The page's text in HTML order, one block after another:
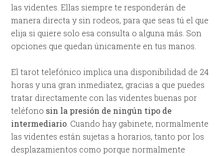
las videntes. Ellas siempre te responderán de
manera directa y sin rodeos, para que seas tú el que
elija si quiere solo esa consulta o alguna más. Son
opciones que quedan únicamente en tus manos.
El tarot telefónico implica una disponibilidad de 24
horas y una gran inmediatez, gracias a que puedes
tratar directamente con las videntes buenas por
teléfono sin la presión de ningún tipo de
intermediario . Cuando hay gabinete, normalmente
las videntes están sujetas a horarios, tanto por los
desplazamientos como porque normalmente